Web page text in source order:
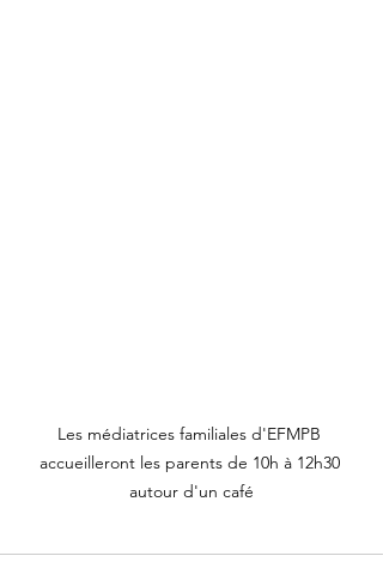
Les médiatrices familiales d'EFMPB
accueilleront les parents de 10h à 12h30
autour d'un café